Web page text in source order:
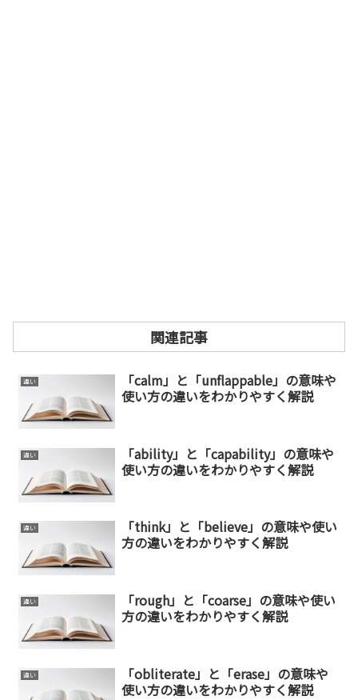
関連記事
違い
「calm」と「unflappable」の意味や
使い方の違いをわかりやすく解説
違い
「ability」と「capability」の意味や
使い方の違いをわかりやすく解説
違い
「think」と「believe」の意味や使い
方の違いをわかりやすく解説
違い
「rough」と「coarse」の意味や使い
方の違いをわかりやすく解説
違い
「obliterate」と「erase」の意味や
使い方の違いをわかりやすく解説